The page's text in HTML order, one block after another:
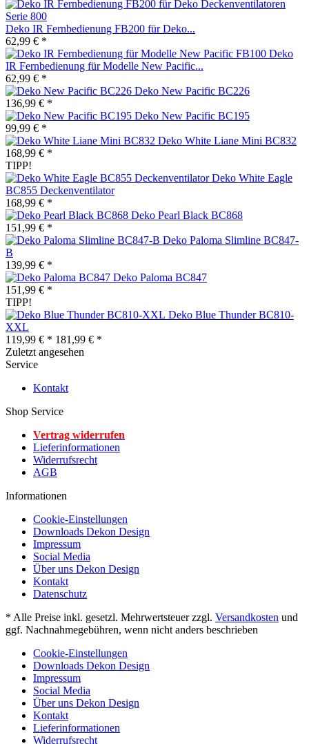
Deko IR Fernbedienung FB200 für Deko...
62,99 € *
Deko
IR Fernbedienung für Modelle New Pacific...
62,99 € *
Deko New Pacific BC226
136,99 € *
Deko New Pacific BC195
99,99 € *
Deko White Liane Mini BC832
168,99 € *
TIPP!
Deko White Eagle
BC855 Deckenventilator
168,99 € *
Deko Pearl Black BC868
151,99 € *
Deko Paloma Slimline BC847-
B
139,99 € *
Deko Paloma BC847
151,99 € *
TIPP!
Deko Blue Thunder BC810-
XXL
119,99 € * 181,99 € *
Zuletzt angesehen
Service
Kontakt
Shop Service
Vertrag widerrufen
Lieferinformationen
Widerrufsrecht
AGB
Informationen
Cookie-Einstellungen
Downloads Dekon Design
Impressum
Social Media
Über uns Dekon Design
Kontakt
Datenschutz
* Alle Preise inkl. gesetzl. Mehrwertsteuer zzgl. Versandkosten und
ggf. Nachnahmegebühren, wenn nicht anders beschrieben
Cookie-Einstellungen
Downloads Dekon Design
Impressum
Social Media
Über uns Dekon Design
Kontakt
Lieferinformationen
Widerrufsrecht